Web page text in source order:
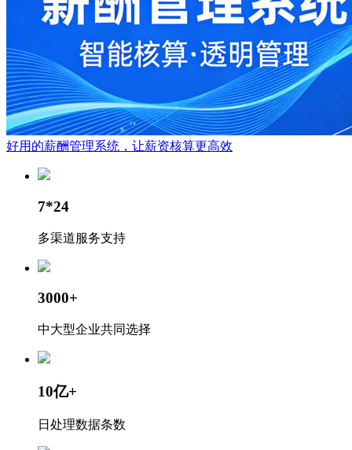
好用的薪酬管理系统，让薪资核算更高效
7*24
多渠道服务支持
3000+
中大型企业共同选择
10亿+
日处理数据条数